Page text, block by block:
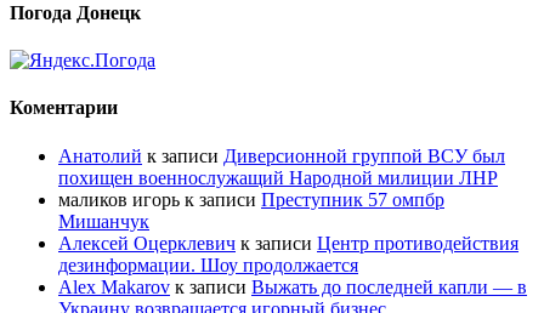
Погода Донецк
Коментарии
Анатолий к записи Диверсионной группой ВСУ был
похищен военнослужащий Народной милиции ЛНР
маликов игорь к записи Преступник 57 омпбр
Мишанчук
Алексей Оцерклевич к записи Центр противодействия
дезинформации. Шоу продолжается
Alex Makarov к записи Выжать до последней капли — в
Украину возвращается игорный бизнес